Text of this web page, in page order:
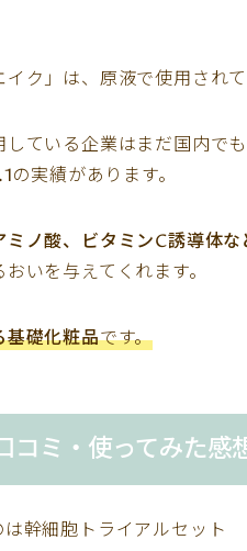
ク」は、原液で使用されて
ている企業はまだ国内で
実績があります。
ミノ酸、ビタミンC誘導体
いを与えてくれます。
基礎化粧品です。
コミ・使ってみた感
幹細胞トライアルセット